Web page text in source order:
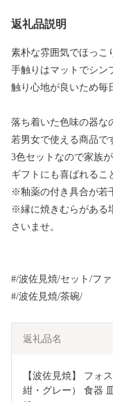
返礼品説明
素朴な雰囲気でほっこ
手触りはマットでシン
触り心地が良いため毎
落ち着いた色味の器な
若男女で使える商品で
3色セットなので家族
ギフトにも喜ばれるこ
※釉薬の付き具合が若
※縁に焼きむらがある
さいませ。
#/波佐見焼/セット/フ
#/波佐見焼/茶碗/
返礼品名
【波佐見焼】 フォ
紺・グレー） 食器